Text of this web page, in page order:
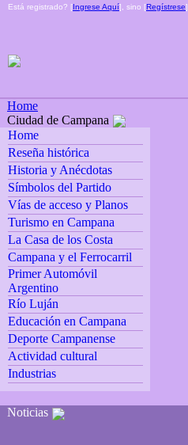
Está registrado? [Ingrese Aquí], sino [Regístrese]
Home
Ciudad de Campana
Home
Reseña histórica
Historia y Anécdotas
Símbolos del Partido
Vías de acceso y Planos
Turismo en Campana
La Casa de los Costa
Campana y el Ferrocarril
Primer Automóvil
Argentino
Río Luján
Educación en Campana
Deporte Campanense
Actividad cultural
Industrias
Noticias